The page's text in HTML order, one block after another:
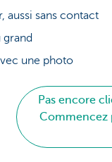
aussi sans contact
une photo
Pas encore
Commencez